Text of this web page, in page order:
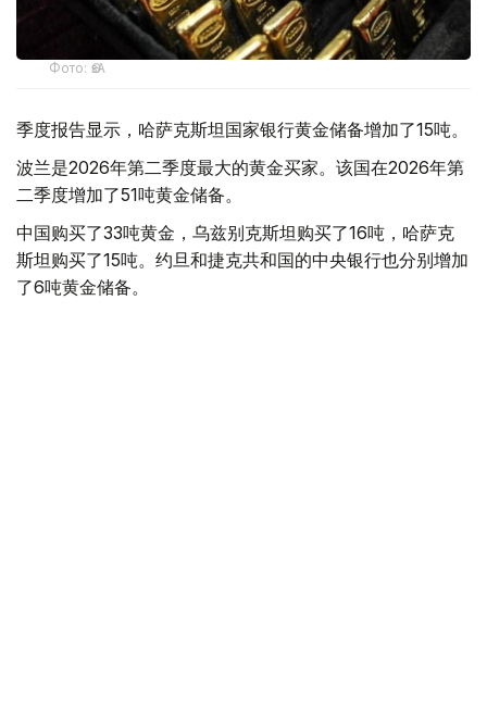
Фото: ӨзА
季度报告显示，哈萨克斯坦国家银行黄金储备增加了15吨。
波兰是2026年第二季度最大的黄金买家。该国在2026年第
二季度增加了51吨黄金储备。
中国购买了33吨黄金，乌兹别克斯坦购买了16吨，哈萨克
斯坦购买了15吨。约旦和捷克共和国的中央银行也分别增加
了6吨黄金储备。